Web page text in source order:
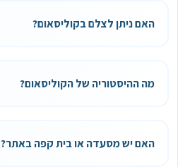
האם ניתן לצלם בקוליסאום?
מה ההיסטוריה של הקוליסאום?
האם יש מסעדה או בית קפה באתר?